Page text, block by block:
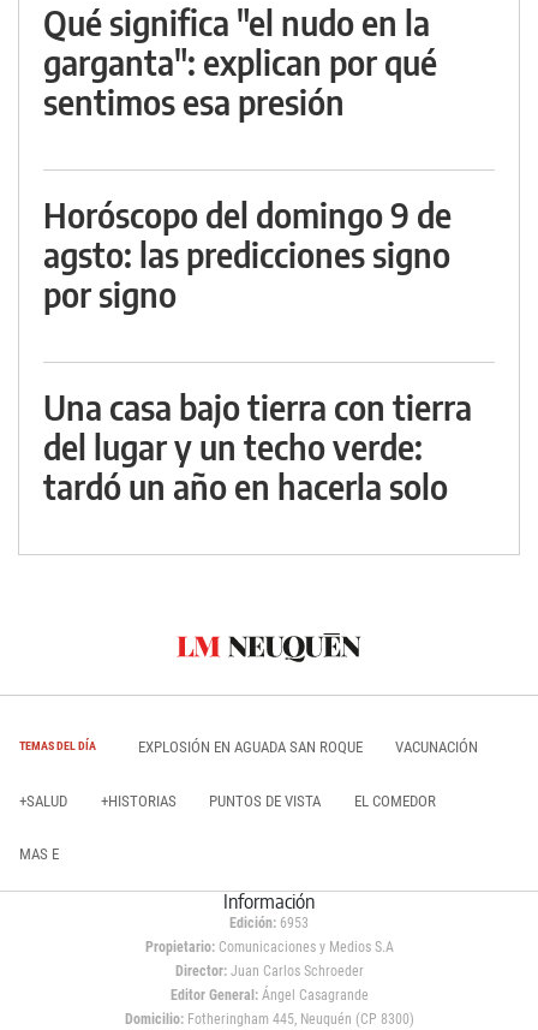
Qué significa "el nudo en la
garganta": explican por qué
sentimos esa presión
Horóscopo del domingo 9 de
agsto: las predicciones signo
por signo
Una casa bajo tierra con tierra
del lugar y un techo verde:
tardó un año en hacerla solo
TEMAS DEL DÍA EXPLOSIÓN EN AGUADA SAN ROQUE VACUNACIÓN
+SALUD +HISTORIAS PUNTOS DE VISTA EL COMEDOR
MAS E
Información
Edición: 6953
Propietario:Comunicaciones y Medios S.A
Director: Juan Carlos Schroeder
Editor General:Ángel Casagrande
Domicilio:Fotheringham 445, Neuquén (CP 8300)